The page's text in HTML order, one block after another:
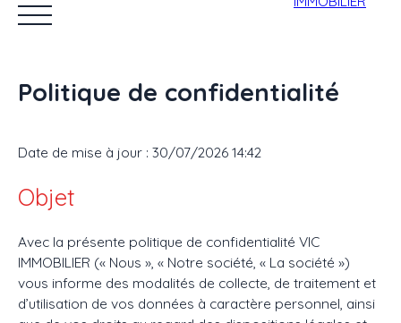
ACHETER LOUER VENDRE GESTION LOCATIVE
Politique de confidentialité
Date de mise à jour : 30/07/2026 14:42
Objet
Avec la présente politique de confidentialité VIC
IMMOBILIER (« Nous », « Notre société, « La société »)
vous informe des modalités de collecte, de traitement et
d’utilisation de vos données à caractère personnel, ainsi